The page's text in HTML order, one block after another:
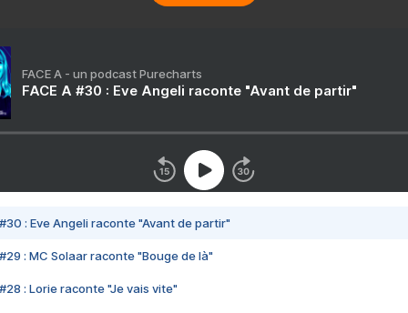
FACE A - un podcast Purecharts
FACE A #30 : Eve Angeli raconte "Avant de partir"
#30 : Eve Angeli raconte "Avant de partir"
#29 : MC Solaar raconte "Bouge de là"
#28 : Lorie raconte "Je vais vite"